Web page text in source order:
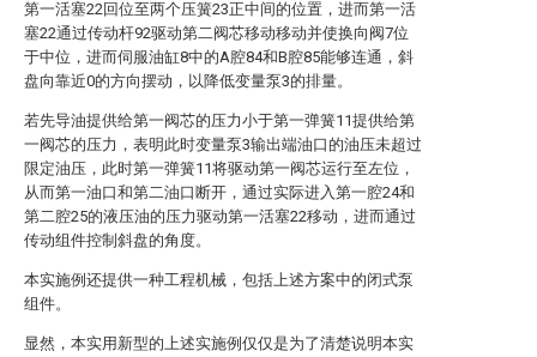
第一活塞22回位至两个压簧23正中间的位置，进而第一活
塞22通过传动杆92驱动第二阀芯移动移动并使换向阀7位
于中位，进而伺服油缸8中的A腔84和B腔85能够连通，斜
盘向靠近0的方向摆动，以降低变量泵3的排量。
若先导油提供给第一阀芯的压力小于第一弹簧11提供给第
一阀芯的压力，表明此时变量泵3输出端油口的油压未超过
限定油压，此时第一弹簧11将驱动第一阀芯运行至左位，
从而第一油口和第二油口断开，通过实际进入第一腔24和
第二腔25的液压油的压力驱动第一活塞22移动，进而通过
传动组件控制斜盘的角度。
本实施例还提供一种工程机械，包括上述方案中的闭式泵
组件。
显然，本实用新型的上述实施例仅仅是为了清楚说明本实